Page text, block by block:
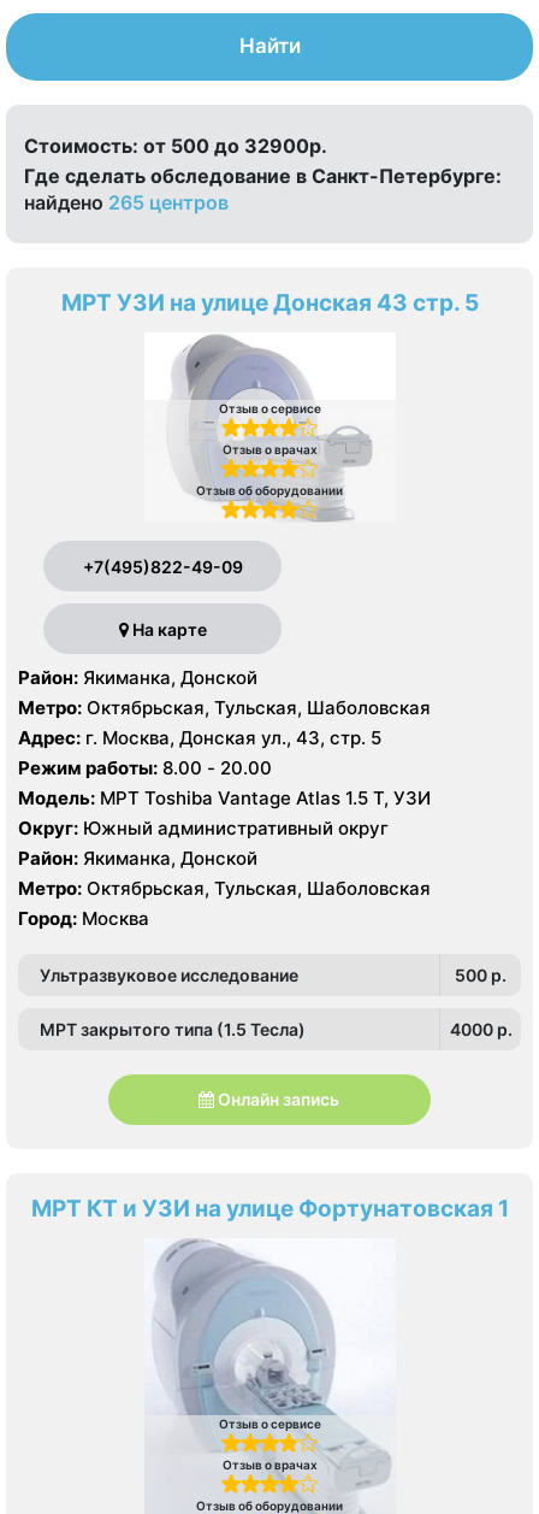
Найти
Стоимость: от 500 до 32900р.
Где сделать обследование в Санкт-Петербурге:
найдено 265 центров
МРТ УЗИ на улице Донская 43 стр. 5
Отзыв о сервисе
Отзыв о врачах
Отзыв об оборудовании
+7(495)822-49-09
На карте
Район: Якиманка, Донской
Метро: Октябрьская, Тульская, Шаболовская
Адрес: г. Москва, Донская ул., 43, стр. 5
Режим работы: 8.00 - 20.00
Модель: МРТ Toshiba Vantage Atlas 1.5 Т, УЗИ
Округ: Южный административный округ
Район: Якиманка, Донской
Метро: Октябрьская, Тульская, Шаболовская
Город: Москва
Ультразвуковое исследование 500 p.
МРТ закрытого типа (1.5 Тесла) 4000 p.
Онлайн запись
МРТ КТ и УЗИ на улице Фортунатовская 1
Отзыв о сервисе
Отзыв о врачах
Отзыв об оборудовании